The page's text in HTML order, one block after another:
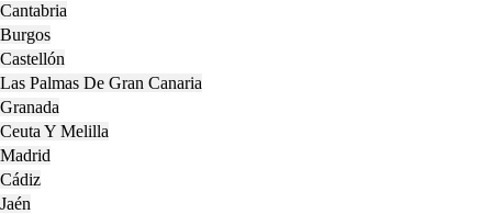
Cantabria
Burgos
Castellón
Las Palmas De Gran Canaria
Granada
Ceuta Y Melilla
Madrid
Cádiz
Jaén